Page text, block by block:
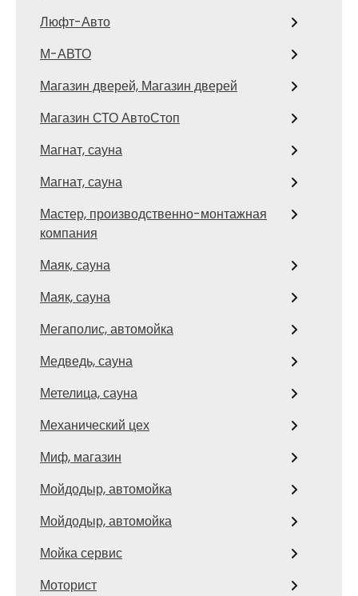
Люфт-Авто
М-АВТО
Магазин дверей, Магазин дверей
Магазин СТО АвтоСтоп
Магнат, сауна
Магнат, сауна
Мастер, производственно-монтажная
компания
Маяк, сауна
Маяк, сауна
Мегаполис, автомойка
Медведь, сауна
Метелица, сауна
Механический цех
Миф, магазин
Мойдодыр, автомойка
Мойдодыр, автомойка
Мойка сервис
Моторист